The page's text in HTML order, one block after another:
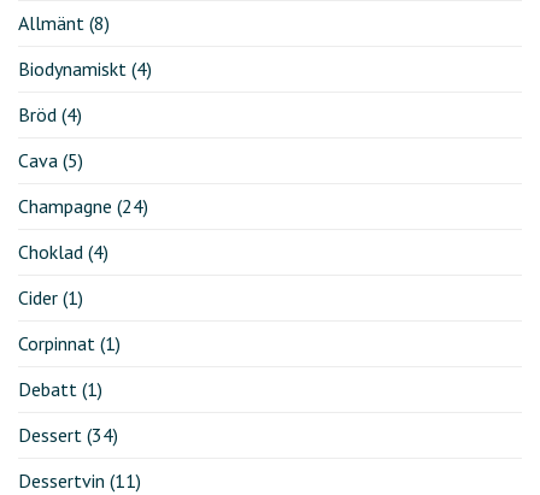
Allmänt (8)
Biodynamiskt (4)
Bröd (4)
Cava (5)
Champagne (24)
Choklad (4)
Cider (1)
Corpinnat (1)
Debatt (1)
Dessert (34)
Dessertvin (11)